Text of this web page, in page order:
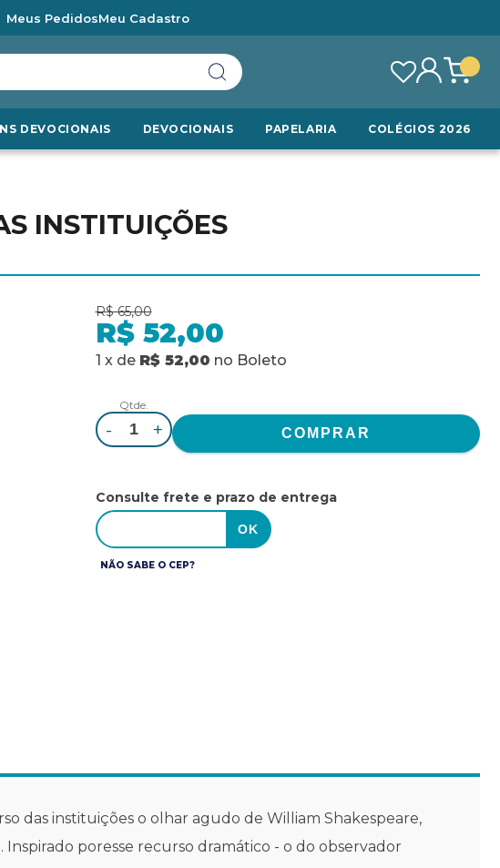
Meus PedidosMeu Cadastro
DEVOCIONAIS DEVOCIONAIS PAPELARIA COLÉGIOS 2026
INSTITUIÇÕES
R$ 65,00
R$ 52,00
1 x de R$ 52,00 no Boleto
Qtde.
- +
Consulte frete e prazo de entrega
NÃO SABE O CEP?
das instituições o olhar agudo de William Shakespeare,
poresse recurso dramático - o do observador